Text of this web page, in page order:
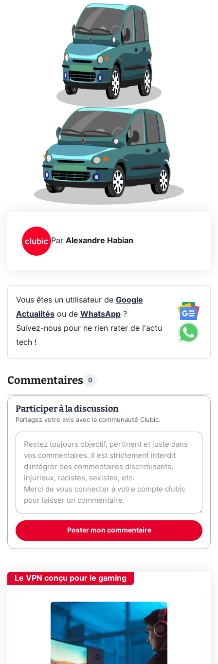
Par Alexandre Habian
Vous êtes un utilisateur de Google
Actualitésou de WhatsApp?
Suivez-nous pour ne rien rater de l'actu
tech !
Commentaires 0
Participer à la discussion
Partagez votre avis avec la communauté Clubic.
Poster mon commentaire
Le VPN conçu pour le gaming